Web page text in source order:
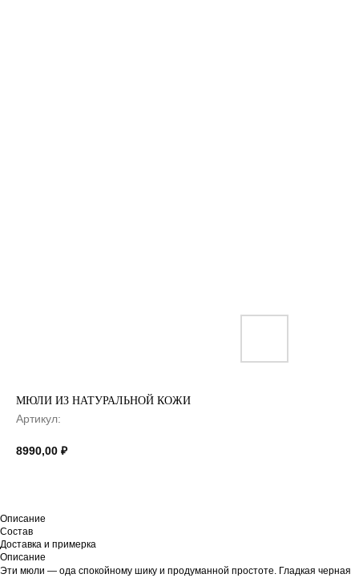
МЮЛИ ИЗ НАТУРАЛЬНОЙ КОЖИ
Артикул:
8990,00 ₽
Описание
Состав
Доставка и примерка
Описание
Эти мюли — ода спокойному шику и продуманной простоте. Гладкая черная